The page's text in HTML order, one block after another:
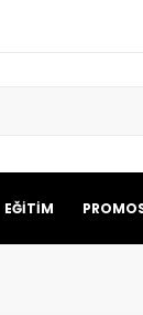
EĞİTİM